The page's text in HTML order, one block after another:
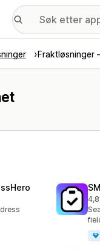
Fraktløsninger
4,8